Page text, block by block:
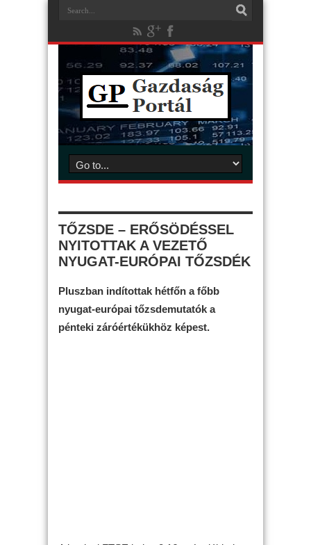
TŐZSDE – ERŐSÖDÉSSEL
NYITOTTAK A VEZETŐ
NYUGAT-EURÓPAI TŐZSDÉK
Pluszban indítottak hétfőn a főbb
nyugat-európai tőzsdemutatók a
pénteki záróértékükhöz képest.